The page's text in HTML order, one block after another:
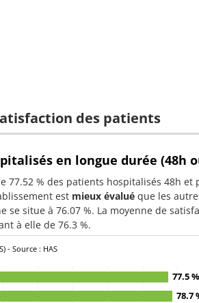
des patients
en longue durée (48h
77.52 % des patients hospitalisés 48h et
est mieux évalué que les
se situe à 76.07 %. La moyenne de
à elle de 76.3 %.
- Source : HAS
77.5 %
78.7